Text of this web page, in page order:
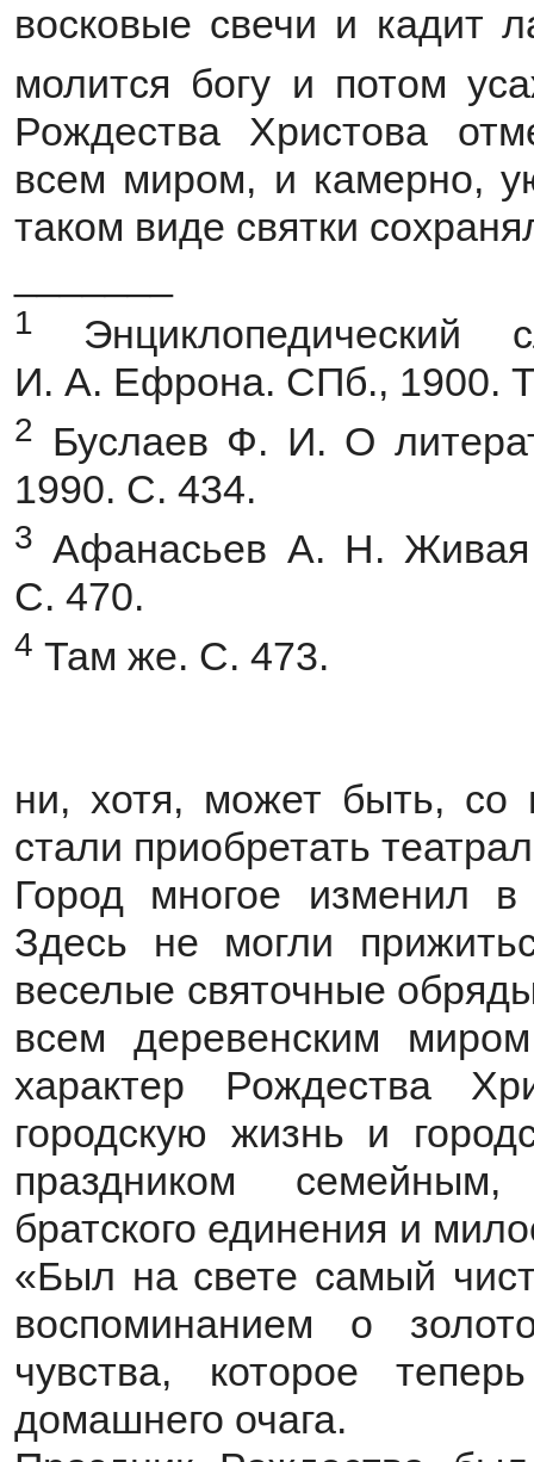
восковые свечи и кадит
молится богу и потом
Рождества Христова
всем миром, и камерно,
таком виде святки
1
И. А. Ефрона. СПб., 1900.
2
Буслаев Ф. И. О
1990. С. 434.
3 Афанасьев А. Н.
С. 470.
4 Там же. С. 473.
ни, хотя, может быть, со
стали приобретать
Город многое изменил
Здесь не могли
веселые святочные
всем деревенским
характер Рождества
городскую жизнь и
праздником семейным,
братского единения и
«Был на свете самый
воспоминанием о
чувства, которое
домашнего очага.